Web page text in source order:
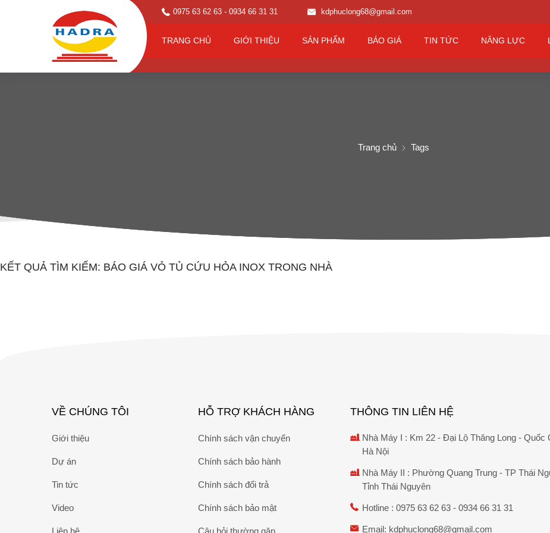
0975 63 62 63 - 0934 66 31 31 kdphuclong68@gmail.com
TRANG CHỦ GIỚI THIỆU SẢN PHẨM BÁO GIÁ TIN TỨC NĂNG LỰC
Trang chủ Tags
KẾT QUẢ TÌM KIẾM: BÁO GIÁ VỎ TỦ CỨU HỎA INOX TRONG NHÀ
THÔNG TIN LIÊN HỆ
Nhà Máy I : Km 22 - Đại Lộ Thăng Long - Quốc
Hà Nội
Nhà Máy II : Phường Quang Trung - TP Thái
Tỉnh Thái Nguyên
Hotline :0975 63 62 63 - 0934 66 31 31
Email: kdphuclong68@gmail.com
VỀ CHÚNG TÔI
Giới thiệu
Dự án
Tin tức
Video
Liên hệ
HỖ TRỢ KHÁCH HÀNG
Chính sách vận chuyển
Chính sách bảo hành
Chính sách đổi trả
Chính sách bảo mật
Câu hỏi thường gặp